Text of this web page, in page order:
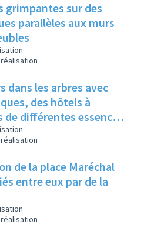
grimpantes sur des
parallèles aux murs
dans les arbres avec
des hôtels à
différentes essences
sur la place du
de la place Maréchal
entre eux par de la